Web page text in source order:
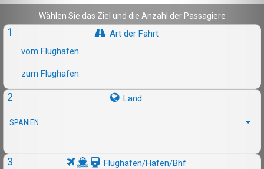
Wählen Sie das Ziel und die Anzahl der Passagiere
1
Art der Fahrt
vom Flughafen
zum Flughafen
2 Land
SPANIEN
3 Flughafen/Hafen/Bhf